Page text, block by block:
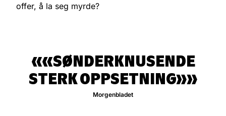
offer, å la seg myrde?
«SØNDERKNUSENDE
STERK OPPSETNING»
Morgenbladet